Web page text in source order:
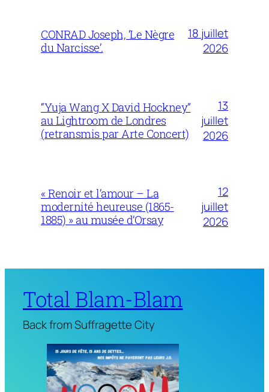
CONRAD Joseph, ‘Le Nègre
du Narcisse’.
18 juillet
2026
“Yuja Wang X David Hockney”
au Lightroom de Londres
(retransmis par Arte Concert)
13
juillet
2026
« Renoir et l’amour – La
modernité heureuse (1865-
1885) » au musée d’Orsay
12
juillet
2026
Total Blam-Blam
Back from Suffragette City